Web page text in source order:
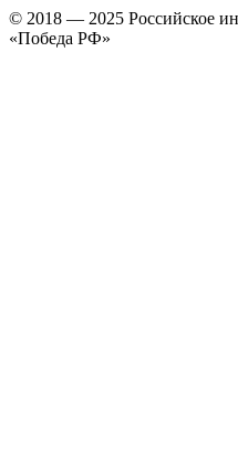
© 2018 — 2025 Российское
«Победа РФ»